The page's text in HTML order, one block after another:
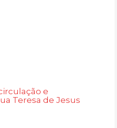
e
Teresa de Jesus